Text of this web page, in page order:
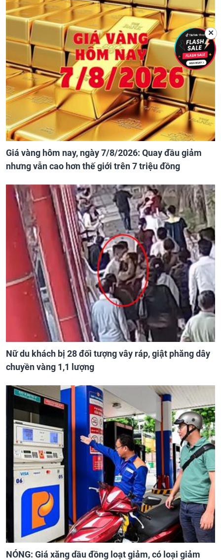
Giá vàng hôm nay, ngày 7/8/2026: Quay đầu giảm
nhưng vẫn cao hơn thế giới trên 7 triệu đồng
Nữ du khách bị 28 đối tượng vây ráp, giật phăng dây
chuyền vàng 1,1 lượng
NÓNG: Giá xăng dầu đồng loạt giảm, có loại giảm
✕